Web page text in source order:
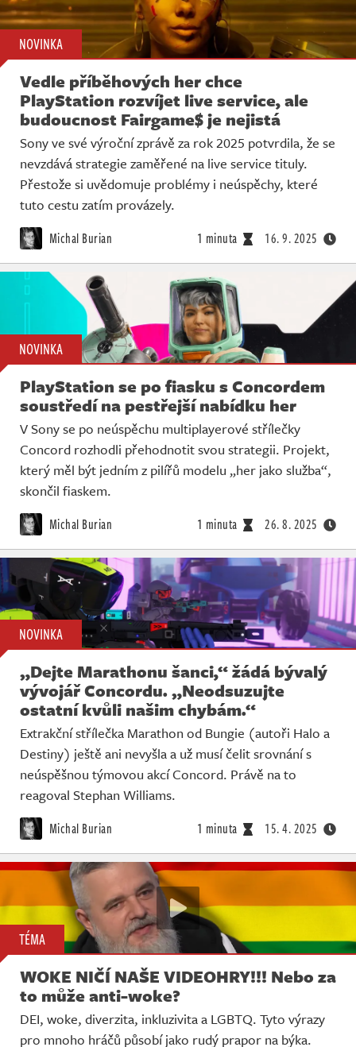
NOVINKA
Vedle příběhových her chce
PlayStation rozvíjet live service, ale
budoucnost Fairgame$ je nejistá
Sony ve své výroční zprávě za rok 2025 potvrdila, že se
nevzdává strategie zaměřené na live service tituly.
Přestože si uvědomuje problémy i neúspěchy, které
tuto cestu zatím provázely.
Michal Burian 1 minuta 16. 9. 2025
NOVINKA
PlayStation se po fiasku s Concordem
soustředí na pestřejší nabídku her
V Sony se po neúspěchu multiplayerové střílečky
Concord rozhodli přehodnotit svou strategii. Projekt,
který měl být jedním z pilířů modelu „her jako služba“,
skončil fiaskem.
Michal Burian 1 minuta 26. 8. 2025
NOVINKA
„Dejte Marathonu šanci,“ žádá bývalý
vývojář Concordu. „Neodsuzujte
ostatní kvůli našim chybám.“
Extrakční střílečka Marathon od Bungie (autoři Halo a
Destiny) ještě ani nevyšla a už musí čelit srovnání s
neúspěšnou týmovou akcí Concord. Právě na to
reagoval Stephan Williams.
Michal Burian 1 minuta 15. 4. 2025
TÉMA
WOKE NIČÍ NAŠE VIDEOHRY!!! Nebo za
to může anti-woke?
DEI, woke, diverzita, inkluzivita a LGBTQ. Tyto výrazy
pro mnoho hráčů působí jako rudý prapor na býka.